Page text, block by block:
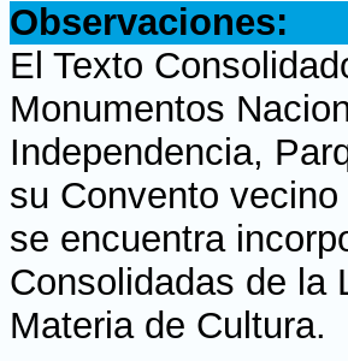
Observaciones:
El Texto
Monumentos
Independencia,
su Convento
se encuentra
Consolidadas de la
Materia de Cultura.